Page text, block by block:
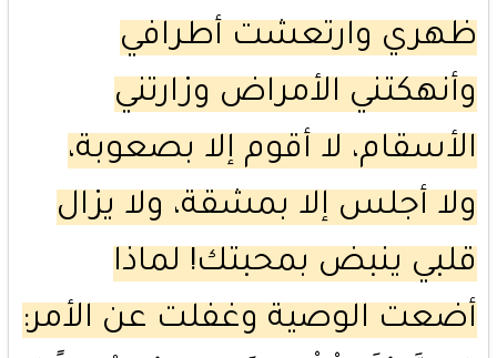
ظهري وارتعشت أطرافي
وأنهكتني الأمراض وزارتني
الأسقام، لا أقوم إلا بصعوبة،
ولا أجلس إلا بمشقة، ولا يزال
قلبي ينبض بمحبتك! لماذا
أضعت الوصية وغفلت عن الأمر: